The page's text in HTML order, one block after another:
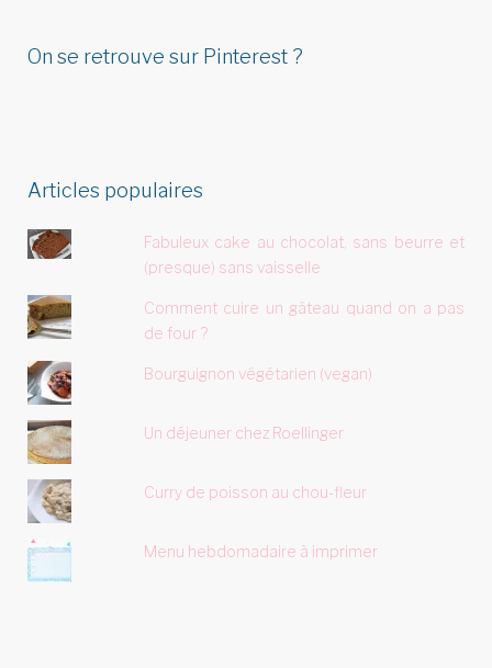
On se retrouve sur Pinterest ?
Articles populaires
Fabuleux cake au chocolat, sans beurre et
(presque) sans vaisselle
Comment cuire un gâteau quand on a pas
de four ?
Bourguignon végétarien (vegan)
Un déjeuner chez Roellinger
Curry de poisson au chou-fleur
Menu hebdomadaire à imprimer